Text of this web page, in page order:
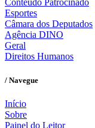
Conteúdo Patrocinado
Esportes
Câmara dos Deputados
Agência DINO
Geral
Direitos Humanos
/ Navegue
Início
Sobre
Painel do Leitor